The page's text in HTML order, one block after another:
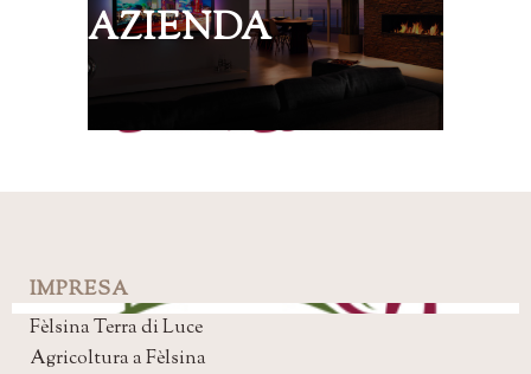
AZIENDA
IMPRESA
Fèlsina Terra di Luce
Agricoltura a Fèlsina